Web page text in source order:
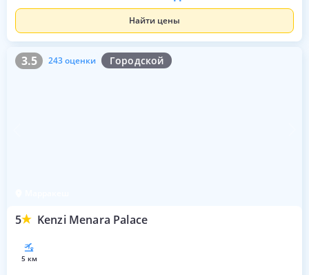
Найти цены
3.5 243 оценки Городской
5 Kenzi Menara Palace
3.5 243 оценки
5 км